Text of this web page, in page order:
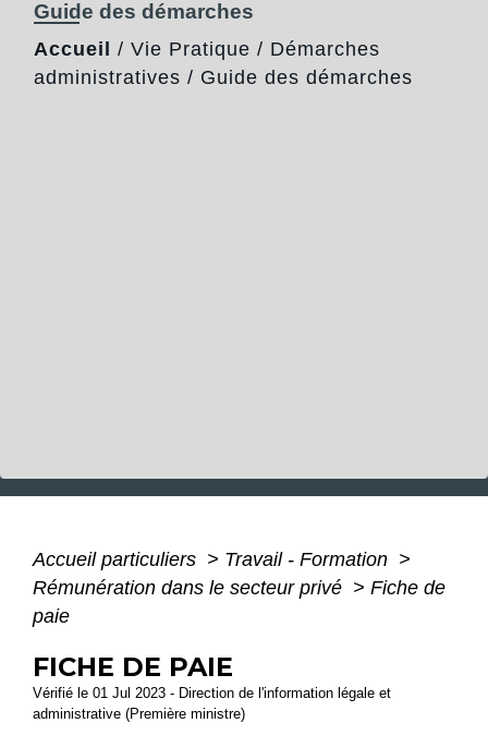
Guide des démarches
Accueil / Vie Pratique / Démarches
administratives / Guide des démarches
Accueil particuliers > Travail - Formation >
Rémunération dans le secteur privé > Fiche de
paie
FICHE DE PAIE
Vérifié le 01 Jul 2023 - Direction de l'information légale et
administrative (Première ministre)